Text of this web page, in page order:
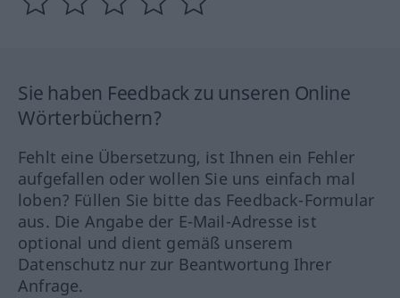
Sie haben Feedback zu unseren Online
Wörterbüchern?
Fehlt eine Übersetzung, ist Ihnen ein Fehler
aufgefallen oder wollen Sie uns einfach mal
loben? Füllen Sie bitte das Feedback-Formular
aus. Die Angabe der E-Mail-Adresse ist
optional und dient gemäß unserem
Datenschutz nur zur Beantwortung Ihrer
Anfrage.